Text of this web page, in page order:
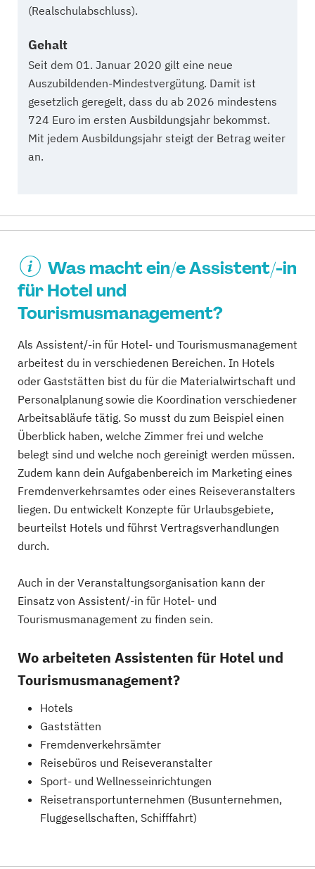
(Realschulabschluss).
Gehalt
Seit dem 01. Januar 2020 gilt eine neue
Auszubildenden-Mindestvergütung. Damit ist
gesetzlich geregelt, dass du ab 2026 mindestens
724 Euro im ersten Ausbildungsjahr bekommst.
Mit jedem Ausbildungsjahr steigt der Betrag weiter
an.
Was macht ein/e Assistent/-in
für Hotel und
Tourismusmanagement?
Als Assistent/-in für Hotel- und Tourismusmanagement
arbeitest du in verschiedenen Bereichen. In Hotels
oder Gaststätten bist du für die Materialwirtschaft und
Personalplanung sowie die Koordination verschiedener
Arbeitsabläufe tätig. So musst du zum Beispiel einen
Überblick haben, welche Zimmer frei und welche
belegt sind und welche noch gereinigt werden müssen.
Zudem kann dein Aufgabenbereich im Marketing eines
Fremdenverkehrsamtes oder eines Reiseveranstalters
liegen. Du entwickelt Konzepte für Urlaubsgebiete,
beurteilst Hotels und führst Vertragsverhandlungen
durch.
Auch in der Veranstaltungsorganisation kann der
Einsatz von Assistent/-in für Hotel- und
Tourismusmanagement zu finden sein.
Wo arbeiteten Assistenten für Hotel und
Tourismusmanagement?
Hotels
Gaststätten
Fremdenverkehrsämter
Reisebüros und Reiseveranstalter
Sport- und Wellnesseinrichtungen
Reisetransportunternehmen (Busunternehmen,
Fluggesellschaften, Schifffahrt)